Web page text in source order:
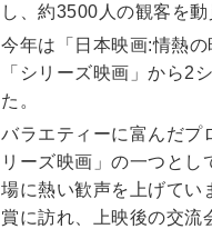
し、約3500人の観客を動
今年は「日本映画:情熱
「シリーズ映画」から2
た。
バラエティーに富んだプ
リーズ映画」の一つと
場に熱い歓声を上げてい
賞に訪れ、上映後の交流